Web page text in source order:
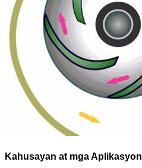
Kahusayan at mga Aplikasyon